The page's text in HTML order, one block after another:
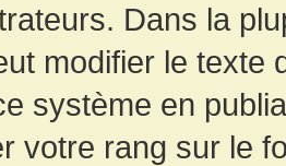
Dans la
modifier le texte
système en
votre rang sur le